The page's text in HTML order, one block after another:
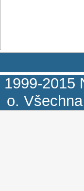
2015
o.